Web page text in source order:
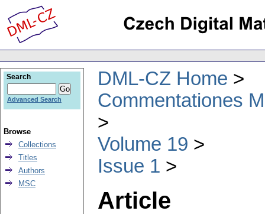
DML-CZ Home
Commentationes
Volume 19
Issue 1
Article
Search
Advanced Search
Browse
Collections
Titles
Authors
MSC